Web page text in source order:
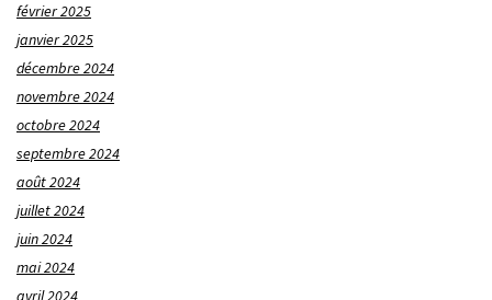
février 2025
janvier 2025
décembre 2024
novembre 2024
octobre 2024
septembre 2024
août 2024
juillet 2024
juin 2024
mai 2024